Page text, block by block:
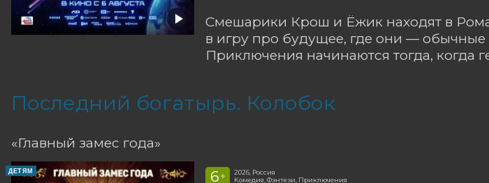
Смешарики Крош и Ёжик находят в
в игру про будущее, где они —
Приключения начинаются тогда, когда
Последний богатырь. Колобок
«Главный замес года»
ДЕТЯМ 6 +
2026, Россия
Комедия, Фэнтези, Приключения